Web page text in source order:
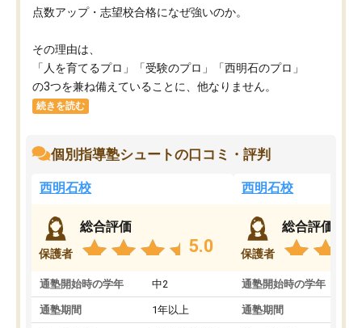
点数アップ・志望校合格になぜ強いのか。
その理由は、
「人を育てるプロ」「受験のプロ」「西明石のプロ」
の3つを兼ね備えていることに、他なりません。
続きを読む
個別指導塾シュートの口コミ・評判
西明石校
保護者
総合評価
5.0
通塾開始時の学年 中2
通塾期間 1年以上
西明石校
保護者
総合評価
通塾開始時の学年
通塾期間